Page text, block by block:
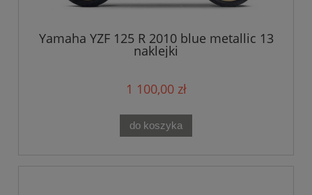
Yamaha YZF 125 R 2010 blue metallic 13
naklejki
1 100,00 zł
do koszyka